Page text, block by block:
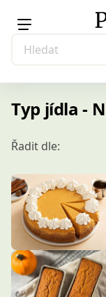
Typ jídla -
Řadit dle: